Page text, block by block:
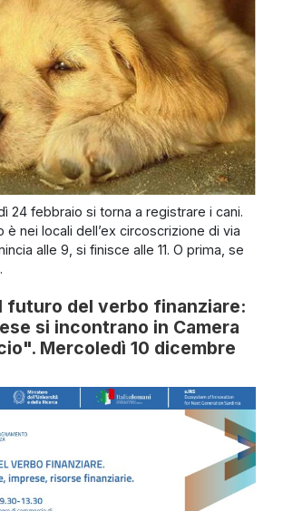
24 febbraio si torna a registrare i cani.
è nei locali dell’ex circoscrizione di via
alle 9, si finisce alle 11. O prima, se
futuro del verbo finanziare:
si incontrano in Camera
Mercoledì 10 dicembre